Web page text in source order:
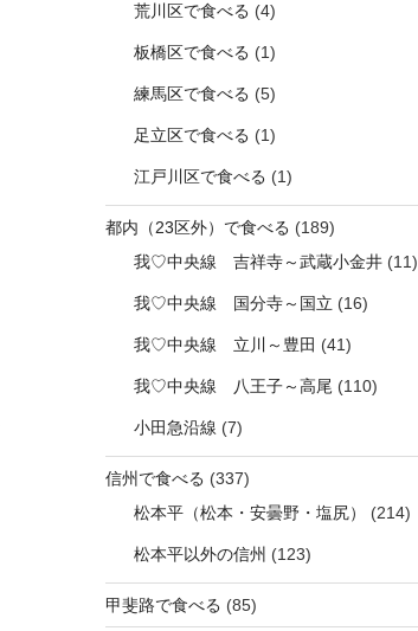
荒川区で食べる (4)
板橋区で食べる (1)
練馬区で食べる (5)
足立区で食べる (1)
江戸川区で食べる (1)
都内（23区外）で食べる (189)
我♡中央線 吉祥寺～武蔵小金井 (11)
我♡中央線 国分寺～国立 (16)
我♡中央線 立川～豊田 (41)
我♡中央線 八王子～高尾 (110)
小田急沿線 (7)
信州で食べる (337)
松本平（松本・安曇野・塩尻）
(214)
松本平以外の信州 (123)
甲斐路で食べる (85)